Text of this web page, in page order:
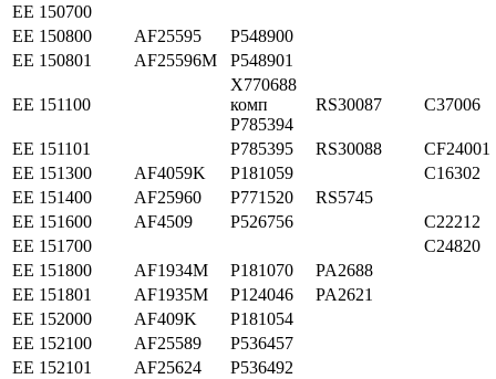
ЕЕ 150700
ЕЕ 150800
AF25595
P548900
ЕЕ 150801
AF25596M P548901
ЕЕ 151100
X770688
комп
P785394
RS30087 C37006
ЕЕ 151101 P785395 RS30088
CF24001
ЕЕ 151300
AF4059K P181059
C16302
ЕЕ 151400
AF25960 P771520
RS5745
ЕЕ 151600
AF4509 P526756
C22212
ЕЕ 151700
C24820
ЕЕ 151800
AF1934M P181070
PA2688
ЕЕ 151801
AF1935M P124046
PA2621
ЕЕ 152000
AF409K
P181054
ЕЕ 152100
AF25589
P536457
ЕЕ 152101
AF25624 P536492